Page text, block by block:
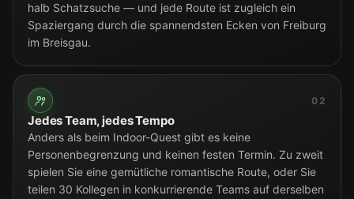
halb Schatzsuche — und jede Route ist zugleich ein
Spaziergang durch die spannendsten Ecken von Freiburg
im Breisgau.
02
Jedes Team, jedes Tempo
Anders als beim Indoor-Quest gibt es keine
Personenbegrenzung und keinen festen Termin. Zu zweit
spielen Sie eine gemütliche romantische Route, oder Sie
teilen 30 Kollegen in konkurrierende Teams auf derselben